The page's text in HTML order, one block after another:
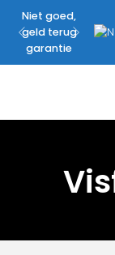
Niet goed,
geld terug
garantie